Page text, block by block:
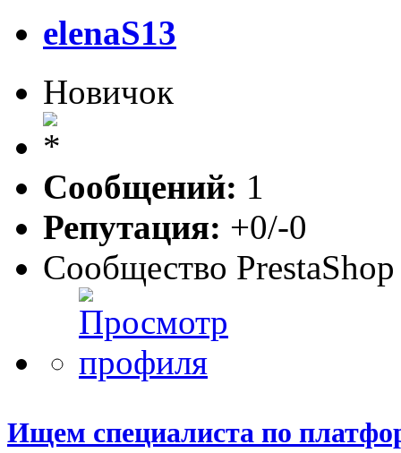
elenaS13
Новичок
Сообщений: 1
Репутация: +0/-0
Сообщество PrestaShop
Ищем специалиста по